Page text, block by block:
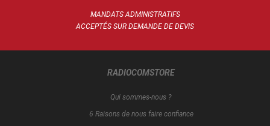
MANDATS ADMINISTRATIFS
ACCEPTÉS SUR DEMANDE DE DEVIS
RADIOCOMSTORE
Qui sommes-nous ?
6 Raisons de nous faire confiance